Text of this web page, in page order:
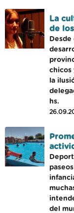
La
de
Desde
chicos
la
hs.
del